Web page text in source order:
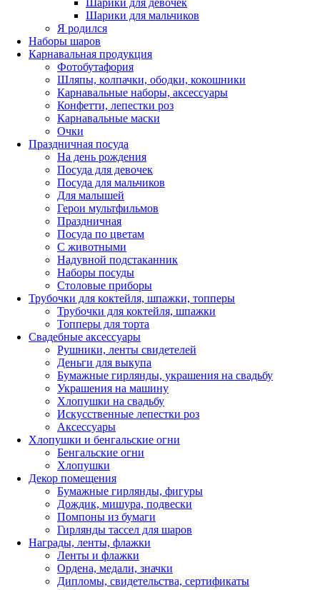
Шарики для мальчиков
Я родился
Наборы шаров
Карнавальная продукция
Фотобутафория
Шляпы, колпачки, ободки, кокошники
Карнавальные наборы, аксессуары
Конфетти, лепестки роз
Карнавальные маски
Очки
Праздничная посуда
На день рождения
Посуда для девочек
Посуда для мальчиков
Для малышей
Герои мультфильмов
Праздничная
Посуда по цветам
С животными
Надувной подстаканник
Наборы посуды
Столовые приборы
Трубочки для коктейля, шпажки, топперы
Трубочки для коктейля, шпажки
Топперы для торта
Свадебные аксессуары
Рушники, ленты свидетелей
Деньги для выкупа
Бумажные гирлянды, украшения на свадьбу
Украшения на машину
Хлопушки на свадьбу
Искусственные лепестки роз
Аксессуары
Хлопушки и бенгальские огни
Бенгальские огни
Хлопушки
Декор помещения
Бумажные гирлянды, фигуры
Дождик, мишура, подвески
Помпоны из бумаги
Гирлянды тассел для шаров
Награды, ленты, флажки
Ленты и флажки
Ордена, медали, значки
Дипломы, свидетельства, сертификаты